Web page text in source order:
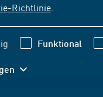
Richtlinie
Funktional